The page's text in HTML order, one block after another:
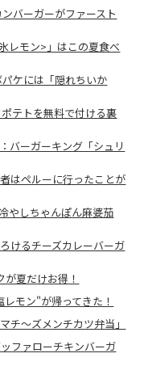
バーガーがファースト
レモン>」はこの夏食べ
ケには「隠れちいか
テトを無料で付ける裏
バーガーキング「シュリ
はペルーに行ったことが
やしちゃんぽん麻婆茄
けるチーズカレーバーガ
が夏だけお得！
モン"が帰ってきた！
チ～ズメンチカツ弁当」
ファローチキンバーガ